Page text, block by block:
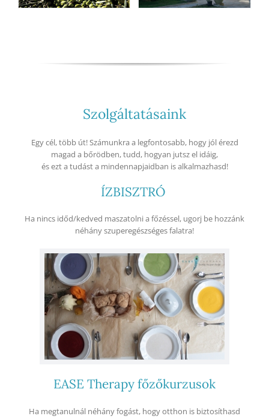
Szolgáltatásaink
Egy cél, több út! Számunkra a legfontosabb, hogy jól érezd
magad a bőrödben, tudd, hogyan jutsz el idáig,
és ezt a tudást a mindennapjaidban is alkalmazhasd!
ÍZBISZTRÓ
Ha nincs időd/kedved maszatolni a főzéssel, ugorj be hozzánk
néhány szuperegészséges falatra!
EASE Therapy főzőkurzusok
Ha megtanulnál néhány fogást, hogy otthon is biztosíthasd